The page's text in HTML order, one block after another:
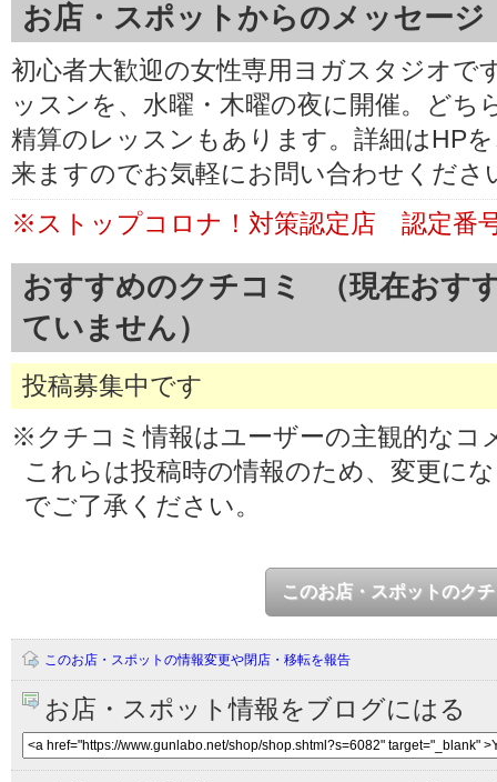
お店・スポットからのメッセージ
初心者大歓迎の女性専用ヨガスタジオで
ッスンを、水曜・木曜の夜に開催。どち
精算のレッスンもあります。詳細はHP
来ますのでお気軽にお問い合わせくださ
※ストップコロナ！対策認定店 認定番
おすすめのクチコミ （現在おす
ていません）
投稿募集中です
※クチコミ情報はユーザーの主観的なコ
これらは投稿時の情報のため、変更に
でご了承ください。
このお店・スポットのク
このお店・スポットの情報変更や閉店・移転を報告
お店・スポット情報をブログにはる